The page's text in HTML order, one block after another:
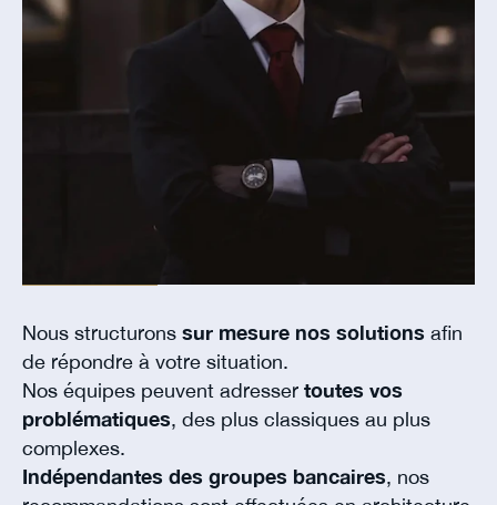
Nous structurons sur mesure nos solutions afin
de répondre à votre situation.
Nos équipes peuvent adresser toutes vos
problématiques, des plus classiques au plus
complexes.
Indépendantes des groupes bancaires, nos